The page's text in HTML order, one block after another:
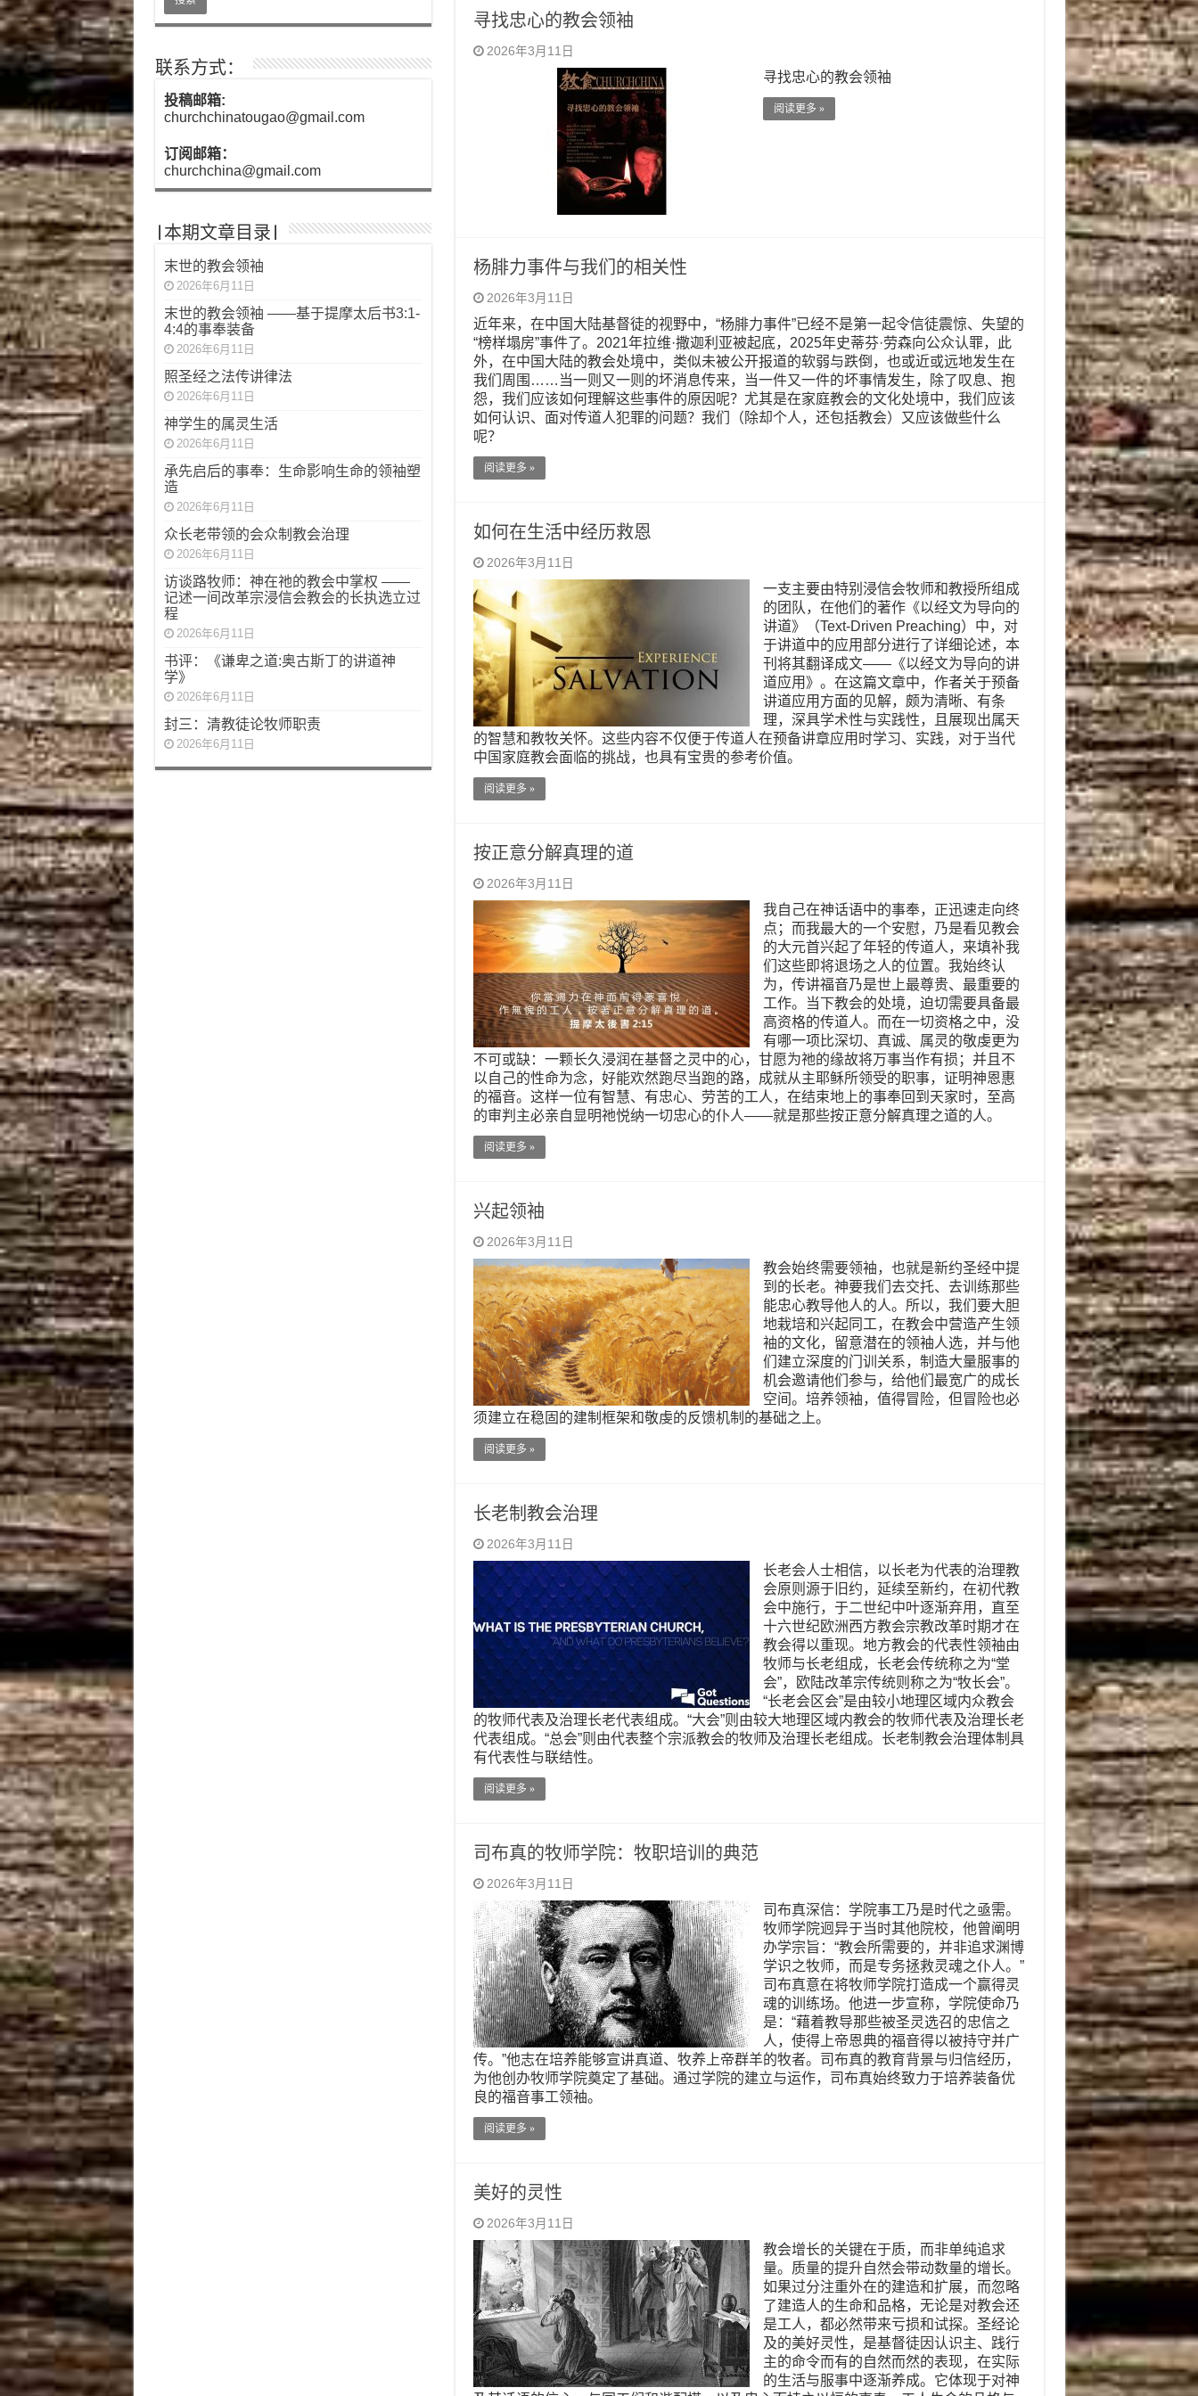
寻找忠心的教会领袖
2026年3月11日
寻找忠心的教会领袖
阅读更多 »
杨腓力事件与我们的相关性
2026年3月11日
近年来，在中国大陆基督徒的视野中，“杨腓力事件”已经不是第一起令信徒震惊、失望的
“榜样塌房”事件了。2021年拉维·撒迦利亚被起底，2025年史蒂芬·劳森向公众认罪，此
外，在中国大陆的教会处境中，类似未被公开报道的软弱与跌倒，也或近或远地发生在
我们周围……当一则又一则的坏消息传来，当一件又一件的坏事情发生，除了叹息、抱
怨，我们应该如何理解这些事件的原因呢？尤其是在家庭教会的文化处境中，我们应该
如何认识、面对传道人犯罪的问题？我们（除却个人，还包括教会）又应该做些什么
呢？
阅读更多 »
如何在生活中经历救恩
2026年3月11日
一支主要由特别浸信会牧师和教授所组成
的团队，在他们的著作《以经文为导向的
讲道》（Text-Driven Preaching）中，对
于讲道中的应用部分进行了详细论述，本
刊将其翻译成文——《以经文为导向的讲
道应用》。在这篇文章中，作者关于预备
讲道应用方面的见解，颇为清晰、有条
理，深具学术性与实践性，且展现出属天
的智慧和教牧关怀。这些内容不仅便于传道人在预备讲章应用时学习、实践，对于当代
中国家庭教会面临的挑战，也具有宝贵的参考价值。
阅读更多 »
按正意分解真理的道
2026年3月11日
我自己在神话语中的事奉，正迅速走向终
点；而我最大的一个安慰，乃是看见教会
的大元首兴起了年轻的传道人，来填补我
们这些即将退场之人的位置。我始终认
为，传讲福音乃是世上最尊贵、最重要的
工作。当下教会的处境，迫切需要具备最
高资格的传道人。而在一切资格之中，没
有哪一项比深切、真诚、属灵的敬虔更为
不可或缺：一颗长久浸润在基督之灵中的心，甘愿为祂的缘故将万事当作有损；并且不
以自己的性命为念，好能欢然跑尽当跑的路，成就从主耶稣所领受的职事，证明神恩惠
的福音。这样一位有智慧、有忠心、劳苦的工人，在结束地上的事奉回到天家时，至高
的审判主必亲自显明祂悦纳一切忠心的仆人——就是那些按正意分解真理之道的人。
阅读更多 »
兴起领袖
2026年3月11日
教会始终需要领袖，也就是新约圣经中提
到的长老。神要我们去交托、去训练那些
能忠心教导他人的人。所以，我们要大胆
地栽培和兴起同工，在教会中营造产生领
袖的文化，留意潜在的领袖人选，并与他
们建立深度的门训关系，制造大量服事的
机会邀请他们参与，给他们最宽广的成长
空间。培养领袖，值得冒险，但冒险也必
须建立在稳固的建制框架和敬虔的反馈机制的基础之上。
阅读更多 »
长老制教会治理
2026年3月11日
长老会人士相信，以长老为代表的治理教
会原则源于旧约，延续至新约，在初代教
会中施行，于二世纪中叶逐渐弃用，直至
十六世纪欧洲西方教会宗教改革时期才在
教会得以重现。地方教会的代表性领袖由
牧师与长老组成，长老会传统称之为“堂
会”，欧陆改革宗传统则称之为“牧长会”。
“长老会区会”是由较小地理区域内众教会
的牧师代表及治理长老代表组成。“大会”则由较大地理区域内教会的牧师代表及治理长老
代表组成。“总会”则由代表整个宗派教会的牧师及治理长老组成。长老制教会治理体制具
有代表性与联结性。
阅读更多 »
司布真的牧师学院：牧职培训的典范
2026年3月11日
司布真深信：学院事工乃是时代之亟需。
牧师学院迥异于当时其他院校，他曾阐明
办学宗旨：“教会所需要的，并非追求渊博
学识之牧师，而是专务拯救灵魂之仆人。”
司布真意在将牧师学院打造成一个赢得灵
魂的训练场。他进一步宣称，学院使命乃
是：“藉着教导那些被圣灵选召的忠信之
人，使得上帝恩典的福音得以被持守并广
传。”他志在培养能够宣讲真道、牧养上帝群羊的牧者。司布真的教育背景与归信经历，
为他创办牧师学院奠定了基础。通过学院的建立与运作，司布真始终致力于培养装备优
良的福音事工领袖。
阅读更多 »
美好的灵性
2026年3月11日
教会增长的关键在于质，而非单纯追求
量。质量的提升自然会带动数量的增长。
如果过分注重外在的建造和扩展，而忽略
了建造人的生命和品格，无论是对教会还
是工人，都必然带来亏损和试探。圣经论
及的美好灵性，是基督徒因认识主、践行
主的命令而有的自然而然的表现，在实际
的生活与服事中逐渐养成。它体现于对神
联系方式：
投稿邮箱:
churchchinatougao@gmail.com
订阅邮箱：
churchchina@gmail.com
|本期文章目录|
末世的教会领袖
2026年6月11日
末世的教会领袖 ——基于提摩太后书3:1-
4:4的事奉装备
2026年6月11日
照圣经之法传讲律法
2026年6月11日
神学生的属灵生活
2026年6月11日
承先启后的事奉：生命影响生命的领袖塑
造
2026年6月11日
众长老带领的会众制教会治理
2026年6月11日
访谈路牧师：神在祂的教会中掌权 ——
记述一间改革宗浸信会教会的长执选立过
程
2026年6月11日
书评：《谦卑之道:奥古斯丁的讲道神
学》
2026年6月11日
封三：清教徒论牧师职责
2026年6月11日